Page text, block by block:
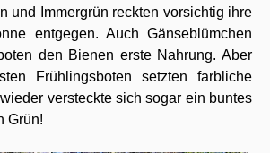
und Immergrün reckten vorsichtig ihre
entgegen. Auch Gänseblümchen
den Bienen erste Nahrung. Aber
Frühlingsboten setzten farbliche
versteckte sich sogar ein buntes
Grün!